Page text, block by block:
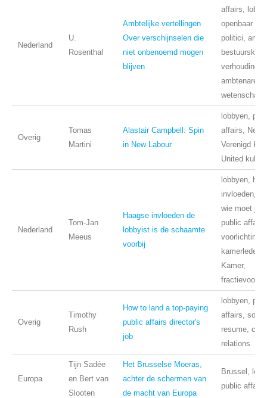
Nederland
U.
Rosenthal
Ambtelijke vertellingen
Over verschijnselen die
niet onbenoemd mogen
blijven
affairs,
openbaar
politici,
verhouding
ambtenaren,
wetenschap
Overig
Tomas
Martini
Alastair Campbell: Spin
in New Labour
lobbyen,
affairs, New
Verenigd
United
Nederland
Tom-Jan
Meeus
Haagse invloeden de
lobbyist is de schaamte
voorbij
lobbyen,
invloeden,
wie moet je
public affairs,
voorlichting,
kamerleden,
Kamer,
Overig
Timothy
Rush
How to land a top-paying
public affairs director's
job
lobbyen,
affairs,
resume,
relations
Europa
Tijn Sadée
en Bert van
Slooten
Het Brusselse Moeras,
achter de schermen van
de macht van Europa
Brussel,
public affairs